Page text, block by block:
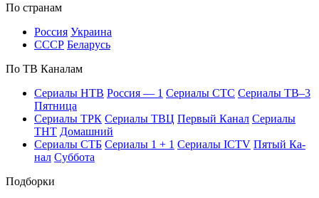
По стра­нам
Рос­сия Ук­раи­на
СССР Бе­ла­русь
По ТВ Ка­на­лам
Се­риа­лы НТВ Рос­сия — 1 Се­риа­лы СТС Се­риа­лы ТВ–3
Пят­ни­ца
Се­риа­лы ТРК Се­риа­лы ТВЦ Пер­вый Ка­нал Се­риа­лы
ТНТ До­маш­ний
Се­риа­лы СТБ Се­риа­лы 1 + 1 Се­риа­лы ICTV Пя­тый Ка­
нал Суб­бо­та
Подборки